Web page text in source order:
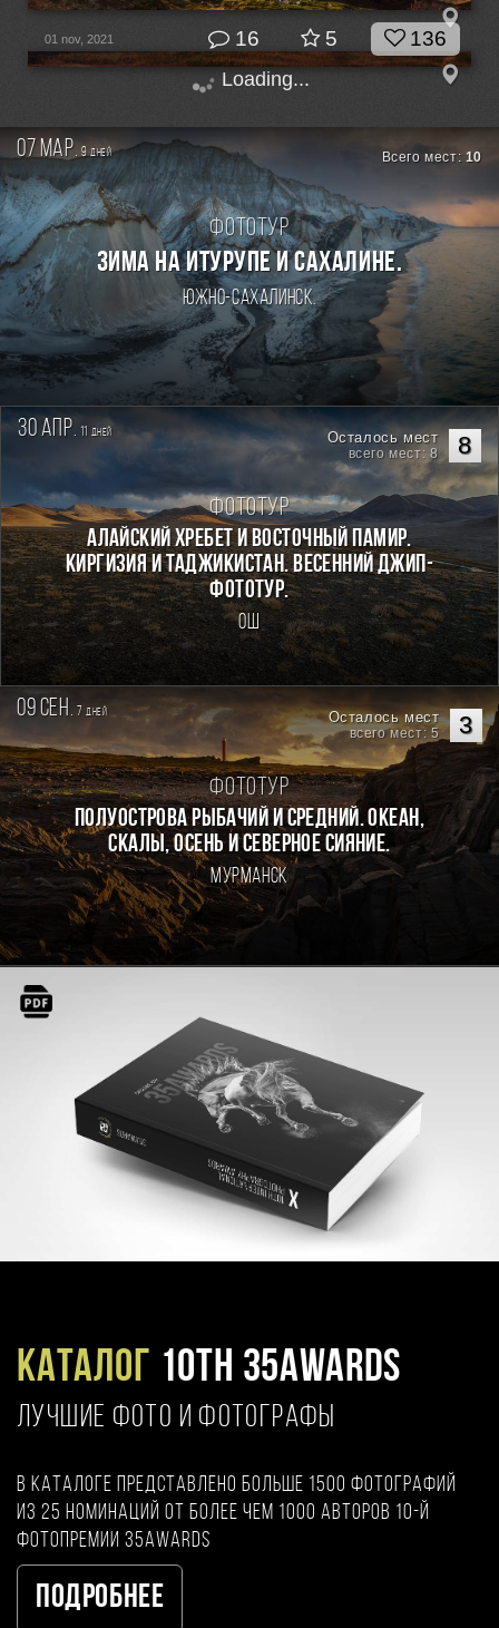
01 nov, 2021 16 5 136
Loading...
07 мар. 9дней Всего мест: 10
Фототур
Зима на Итурупе и Сахалине.
Южно-Сахалинск.
30 апр. 11 дней 8
Осталось мест
всего мест: 8
Фототур
Алайский хребет и Восточный Памир.
Киргизия и Таджикистан. Весенний джип-
фототур.
Ош
09 сен. 7дней 3
Осталось мест
всего мест: 5
Фототур
Полуострова Рыбачий и Средний. Океан,
скалы, осень и северное сияние.
Мурманск
Каталог 10TH 35AWARDS
ЛУЧШИЕ ФОТО И ФОТОГРАФЫ
В каталоге представлено больше 1500 фотографий
из 25 номинаций от более чем 1000 авторов 10-й
фотопремии 35AWARDS
Подробнее